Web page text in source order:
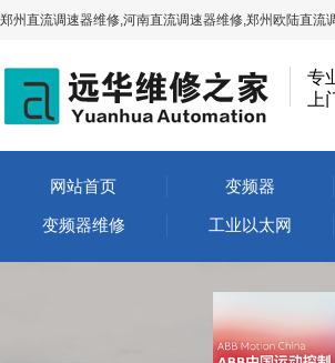
郑州直流调速器维修,河南直流调速器维修,郑州欧陆直
专
网站首页 变频器
变频器维修 工业以太网